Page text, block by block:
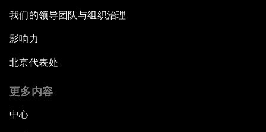
我们的领导团队与组织治理
影响力
北京代表处
更多内容
中心